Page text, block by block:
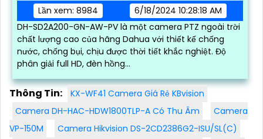
Lần xem: 8984
6/18/2024 10:28:18 AM
DH-SD2A200-GN-AW-PV là một camera PTZ ngoài trời
chất lượng cao của hãng Dahua với thiết kế chống
nước, chống bụi, chịu được thời tiết khắc nghiệt. Độ
phân giải full HD, đèn hồng...
Thông Tin:
KX-WF41 Camera Giá Rẻ KBvision
Camera DH-HAC-HDW1800TLP-A Có Thu Âm
Camera
VP-150M
Camera Hikvision DS-2CD2386G2-ISU/SL(C)